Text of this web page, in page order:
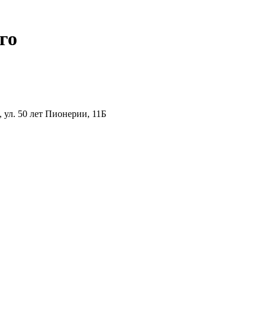
50 лет Пионерии, 11Б